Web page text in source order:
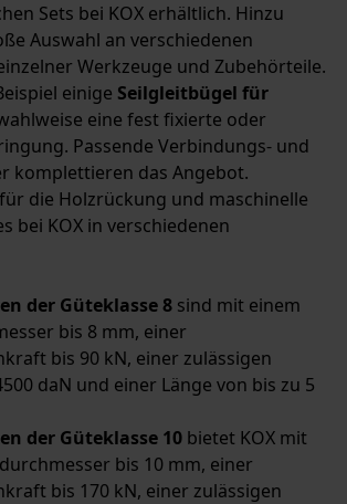
Sets bei KOX erhältlich. Hinzu
Auswahl an verschiedenen
Werkzeuge und Zubehörteile.
einige Seilgleitbügel für
eine fest fixierte oder
Passende Verbindungs- und
komplettieren das Angebot.
die Holzrückung und maschinelle
bei KOX in verschiedenen
der Güteklasse 8 sind mit einem
bis 8 mm, einer
bis 90 kN, einer zulässigen
daN und einer Länge von bis zu 5
der Güteklasse 10 bietet KOX mit
bis 10 mm, einer
bis 170 kN, einer zulässigen